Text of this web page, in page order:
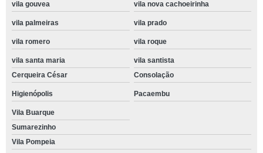
vila gouvea vila nova cachoeirinha
vila palmeiras vila prado
vila romero vila roque
vila santa maria
vila santista
Cerqueira César
Consolação
Higienópolis Pacaembu
Vila Buarque
Sumarezinho
Vila Pompeia